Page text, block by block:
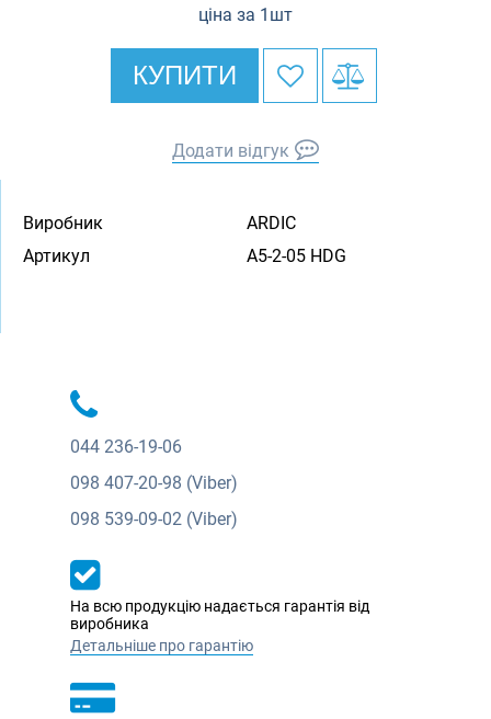
ціна за 1шт
КУПИТИ
Додати відгук
Виробник
ARDIC
Артикул
A5-2-05 HDG
044 236-19-06
098 407-20-98 (Viber)
098 539-09-02 (Viber)
На всю продукцію надається гарантія від
виробника
Детальніше про гарантію